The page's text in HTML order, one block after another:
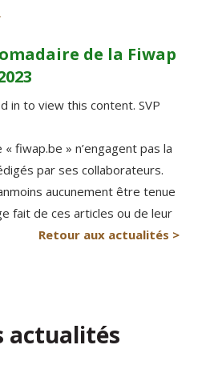
de la Fiwap
in to view this content. SVP
fiwap.be » n’engagent pas la
par ses collaborateurs.
aucunement être tenue
fait de ces articles ou de leur
Retour aux actualités >
actualités